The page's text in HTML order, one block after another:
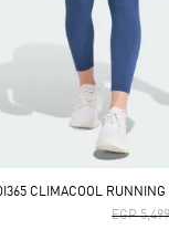
Price
EGP